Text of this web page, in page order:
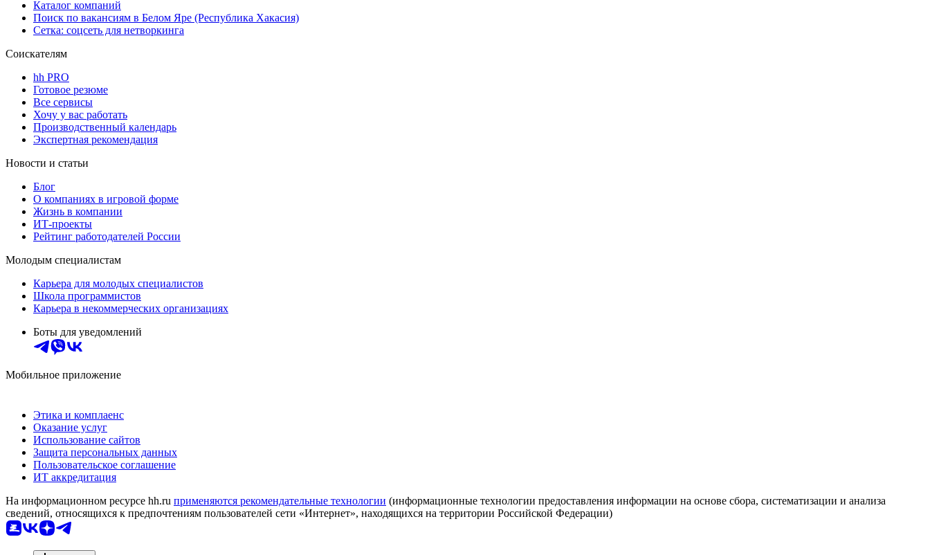
Каталог компаний
Поиск по вакансиям в Белом Яре (Республика Хакасия)
Сетка: соцсеть для нетворкинга
Соискателям
hh PRO
Готовое резюме
Все сервисы
Хочу у вас работать
Производственный календарь
Экспертная рекомендация
Новости и статьи
Блог
О компаниях в игровой форме
Жизнь в компании
ИТ-проекты
Рейтинг работодателей России
Молодым специалистам
Карьера для молодых специалистов
Школа программистов
Карьера в некоммерческих организациях
Боты для уведомлений
Мобильное приложение
Этика и комплаенс
Оказание услуг
Использование сайтов
Защита персональных данных
Пользовательское соглашение
ИТ аккредитация
На информационном ресурсе hh.ru применяются рекомендательные технологии (информационные технологии предоставления информации на основе сбора, систематизации и анализа
сведений, относящихся к предпочтениям пользователей сети «Интернет», находящихся на территории Российской Федерации)